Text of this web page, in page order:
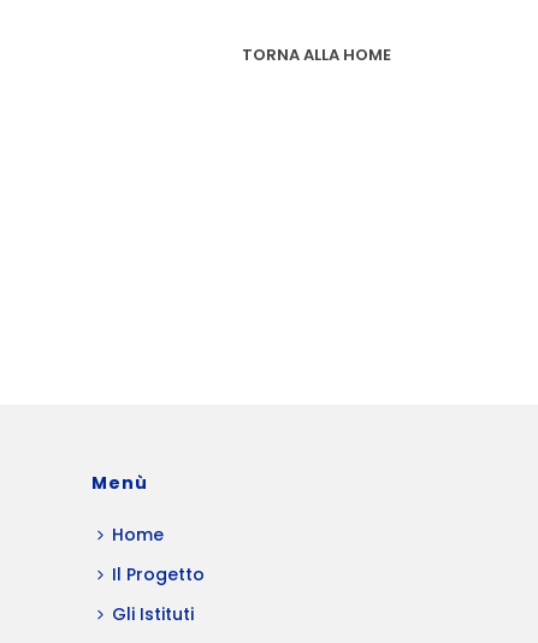
TORNA ALLA HOME
Menù
Home
Il Progetto
Gli Istituti